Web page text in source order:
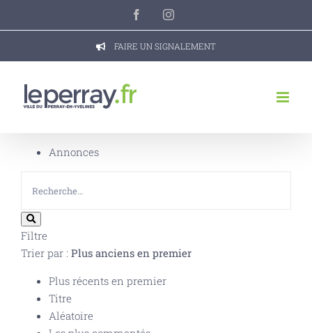
FacebookInstagram
FAIRE UN SIGNALEMENT
Annonces
Filtre
Trier par : Plus anciens en premier
Plus récents en premier
Titre
Aléatoire